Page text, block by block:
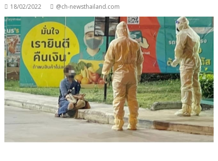
18/02/2022 @ch-newsthailand.com